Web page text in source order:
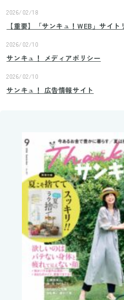
2026/02/18
【重要】「サンキュ！WEB」サイ
2026/02/10
サンキュ！ メディアポリシー
2026/02/10
サンキュ！ 広告情報サイト